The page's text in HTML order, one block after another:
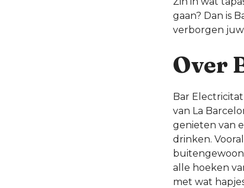
gaan? Dan is
verborgen
Over
Bar
van La
genieten van
drinken.
alle hoeken
met wat